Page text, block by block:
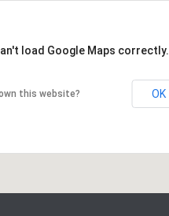
load Google Maps correctly.
this website? OK